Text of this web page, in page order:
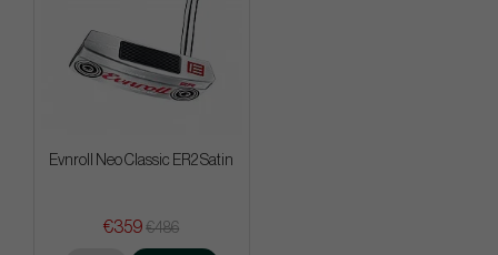
Evnroll Neo Classic ER2 Satin
€359 €486